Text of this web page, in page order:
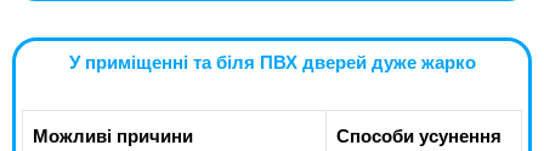
У приміщенні та біля ПВХ дверей дуже жарко
Можливі причини Способи усунення